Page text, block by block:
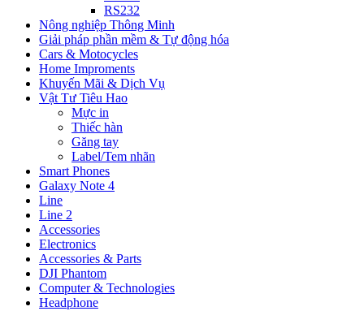
RS232
Nông nghiệp Thông Minh
Giải pháp phần mềm & Tự động hóa
Cars & Motocycles
Home Improments
Khuyến Mãi & Dịch Vụ
Vật Tư Tiêu Hao
Mực in
Thiếc hàn
Găng tay
Label/Tem nhãn
Smart Phones
Galaxy Note 4
Line
Line 2
Accessories
Electronics
Accessories & Parts
DJI Phantom
Computer & Technologies
Headphone